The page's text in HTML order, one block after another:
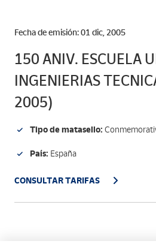
Fecha de emisión: 01 dic, 2005
150 ANIV. ESCUELA
INGENIERIAS
2005)
Tipo de matasello:
País: España
CONSULTAR TARIFAS